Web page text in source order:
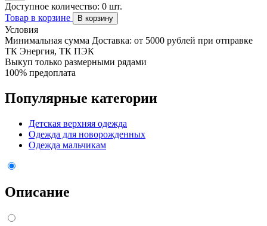
Доступное количество: 0 шт.
Товар в корзине
В корзину
Условия
Минимальная сумма Доставка: от 5000 рублей при отправке
ТК Энергия, ТК ПЭК
Выкуп только размерными рядами
100% предоплата
Популярные категории
Детская верхняя одежда
Одежда для новорожденных
Одежда мальчикам
Описание